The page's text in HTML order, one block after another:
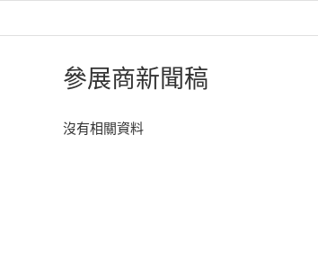
參展商新聞稿
沒有相關資料